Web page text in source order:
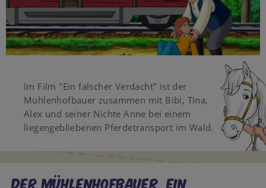
Video
Im Film "Ein falscher Verdacht" ist der
Mühlenhofbauer zusammen mit Bibi, Tina,
Alex und seiner Nichte Anne bei einem
liegengebliebenen Pferdetransport im Wald.
DER MÜHLENHOFBAUER, EIN